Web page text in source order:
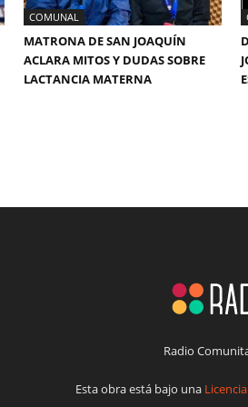
COMUNAL
MATRONA DE SAN JOAQUÍN
ACLARA MITOS Y DUDAS SOBRE
LACTANCIA MATERNA
Radio
Esta obra está bajo una